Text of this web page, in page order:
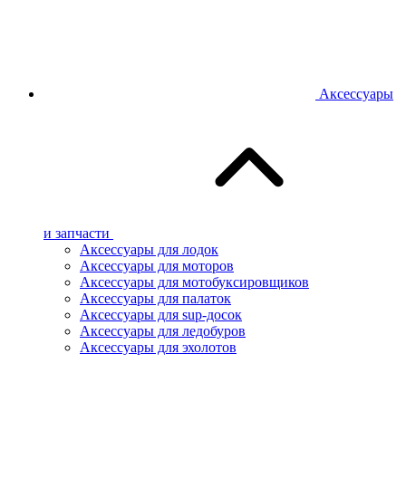
Аксессуары
и запчасти
Аксессуары для лодок
Аксессуары для моторов
Аксессуары для мотобуксировщиков
Аксессуары для палаток
Аксессуары для sup-досок
Аксессуары для ледобуров
Аксессуары для эхолотов